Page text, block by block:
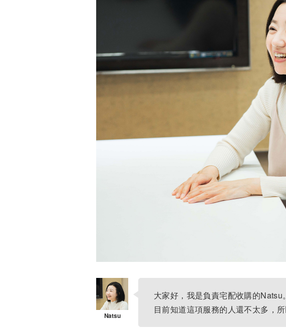
大家好，我是負責宅配收購的Natsu。
目前知道這項服務的人還不太多，